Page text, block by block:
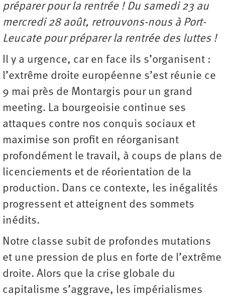
préparer pour la rentrée ! Du samedi 23 au
mercredi 28 août, retrouvons-nous à Port-
Leucate pour préparer la rentrée des luttes !
Il y a urgence, car en face ils s’organisent :
l’extrême droite européenne s’est réunie ce
9 mai près de Montargis pour un grand
meeting. La bourgeoisie continue ses
attaques contre nos conquis sociaux et
maximise son profit en réorganisant
profondément le travail, à coups de plans de
licenciements et de réorientation de la
production. Dans ce contexte, les inégalités
progressent et atteignent des sommets
inédits.
Notre classe subit de profondes mutations
et une pression de plus en forte de l’extrême
droite. Alors que la crise globale du
capitalisme s’aggrave, les impérialismes